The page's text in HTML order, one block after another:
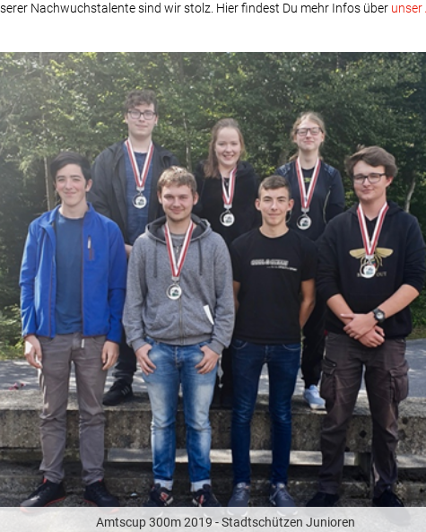
Nachwuchstalente sind wir stolz. Hier findest Du mehr Infos über unser
Amtscup 300m 2019 - Stadtschützen Junioren